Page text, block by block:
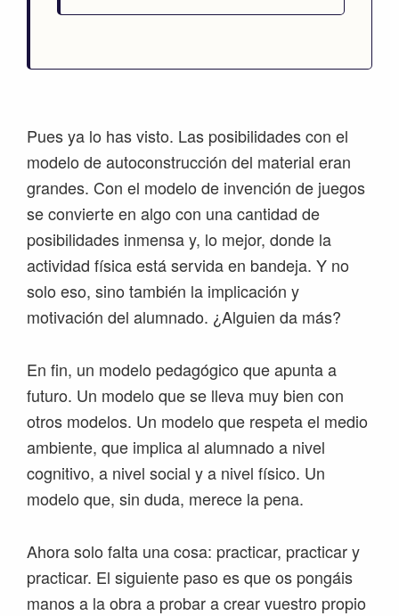
Pues ya lo has visto. Las posibilidades con el
modelo de autoconstrucción del material eran
grandes. Con el modelo de invención de juegos
se convierte en algo con una cantidad de
posibilidades inmensa y, lo mejor, donde la
actividad física está servida en bandeja. Y no
solo eso, sino también la implicación y
motivación del alumnado. ¿Alguien da más?
En fin, un modelo pedagógico que apunta a
futuro. Un modelo que se lleva muy bien con
otros modelos. Un modelo que respeta el medio
ambiente, que implica al alumnado a nivel
cognitivo, a nivel social y a nivel físico. Un
modelo que, sin duda, merece la pena.
Ahora solo falta una cosa: practicar, practicar y
practicar. El siguiente paso es que os pongáis
manos a la obra a probar a crear vuestro propio